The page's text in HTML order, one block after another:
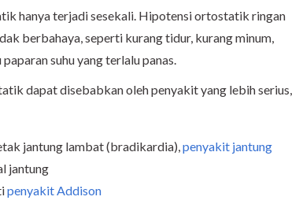
hanya terjadi sesekali. Hipotensi ortostatik ringan
berbahaya, seperti kurang tidur, kurang minum,
suhu yang terlalu panas.
dapat disebabkan oleh penyakit yang lebih serius,
jantung lambat (bradikardia),penyakit jantung
jantung
penyakit Addison